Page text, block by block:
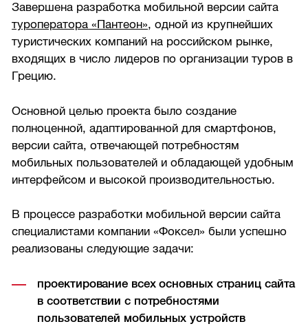
Завершена разработка мобильной версии сайта
туроператора «Пантеон», одной из крупнейших
туристических компаний на российском рынке,
входящих в число лидеров по организации туров в
Грецию.
Основной целью проекта было создание
полноценной, адаптированной для смартфонов,
версии сайта, отвечающей потребностям
мобильных пользователей и обладающей удобным
интерфейсом и высокой производительностью.
В процессе разработки мобильной версии сайта
специалистами компании «Фоксел» были успешно
реализованы следующие задачи:
проектирование всех основных страниц сайта
в соответствии с потребностями
пользователей мобильных устройств